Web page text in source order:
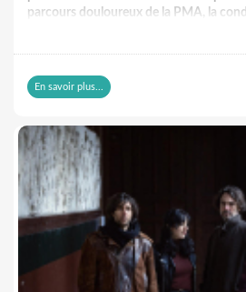
parcours douloureux de la PMA, la
montagne. Pratiqué quotidiennement,
opérations et violence gynécologique.
Écho d’un sujet très intime, Auren
qui affirme, malgré une endométriose
récemment déclarée cause nationale,
intense et contagieux.
Un extrait
ici
En savoir plus...